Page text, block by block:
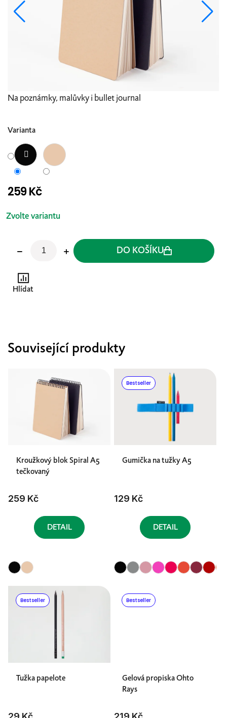
Na poznámky, malůvky i bullet journal
Varianta
259 Kč
Měrná
Zvolte variantu
DO KOŠÍKU
Hlídat
Související produkty
Kroužkový blok Spiral A5
tečkovaný
259 Kč
DETAIL
Bestseller
Gumička na tužky A5
129 Kč
DETAIL
Bestseller
Tužka papelote
Bestseller
Gelová propiska Ohto
Rays